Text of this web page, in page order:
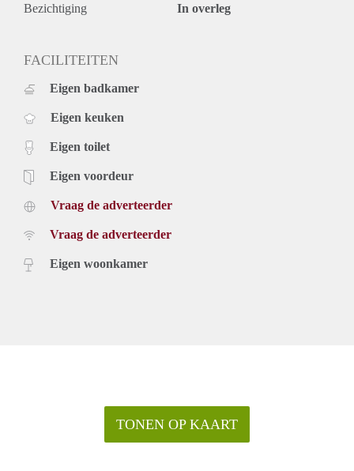
Bezichtiging In overleg
FACILITEITEN
Eigen badkamer
Eigen keuken
Eigen toilet
Eigen voordeur
Vraag de adverteerder
Vraag de adverteerder
Eigen woonkamer
TONEN OP KAART